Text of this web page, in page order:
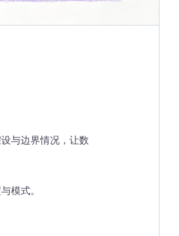
与边界情况，让数
模式。